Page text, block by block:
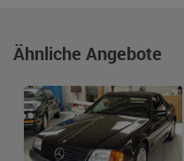
Ähnliche Angebote